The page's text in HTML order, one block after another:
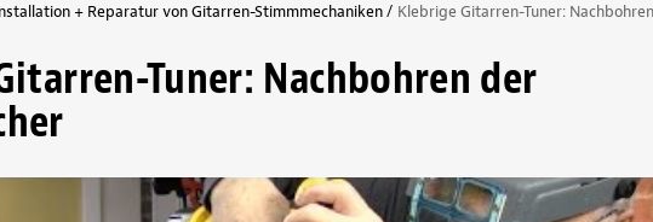
+ Reparatur von Gitarren-Stimmmechaniken Klebrige Gitarren-Tuner:
Tuner: Nachbohren der